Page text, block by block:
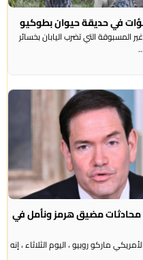
التي تضرب اليابان بخسائر
مضيق هرمز ونأمل في
روبيو ، اليوم الثلاثاء ، إنه